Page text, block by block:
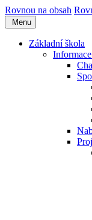
Rovnou na obsah
Menu
Základní škola